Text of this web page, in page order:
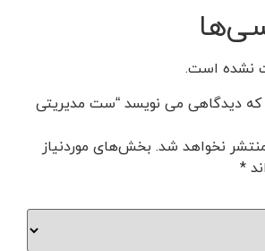
نشده است.
دیدگاهی می نویسد “ست مدیریتی
نخواهد شد. بخش‌های موردنیاز
*